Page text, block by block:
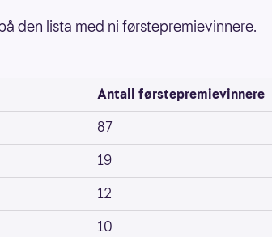
den lista med ni førstepremievinnere.
Antall førstepremievinnere
87
19
12
10